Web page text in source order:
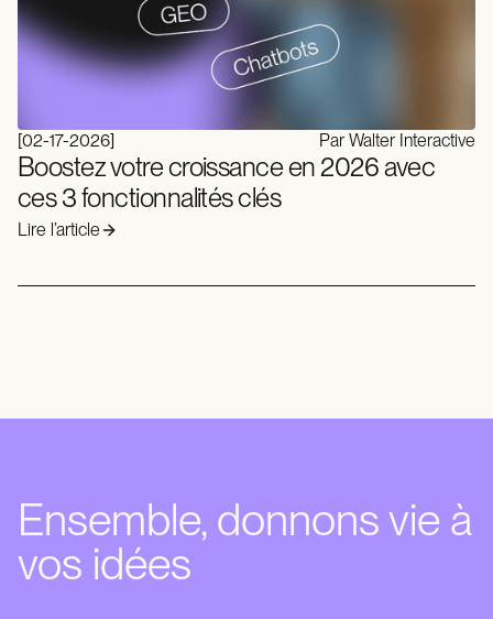
[02-17-2026] Par Walter Interactive
Boostez votre croissance en 2026 avec
ces 3 fonctionnalités clés
Lire l’article
Ensemble, donnons vie à
vos idées